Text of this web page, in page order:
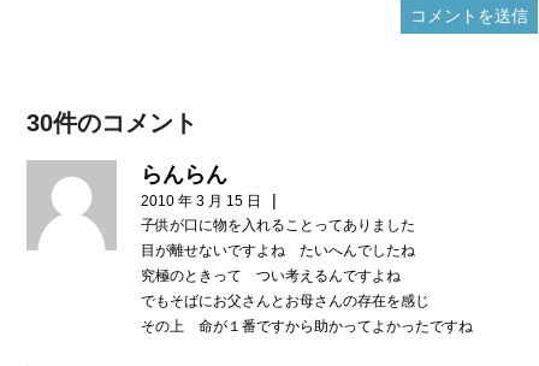
30件のコメント
らんらん
2010 年 3 月 15 日 |
子供が口に物を入れることってありました
目が離せないですよね たいへんでしたね
究極のときって つい考えるんですよね
でもそばにお父さんとお母さんの存在を感じ
その上 命が１番ですから助かってよかったですね